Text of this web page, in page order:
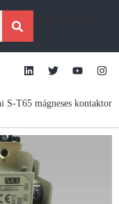
S-T65 mágneses kontaktor